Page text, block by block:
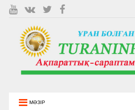
МӘЗІР